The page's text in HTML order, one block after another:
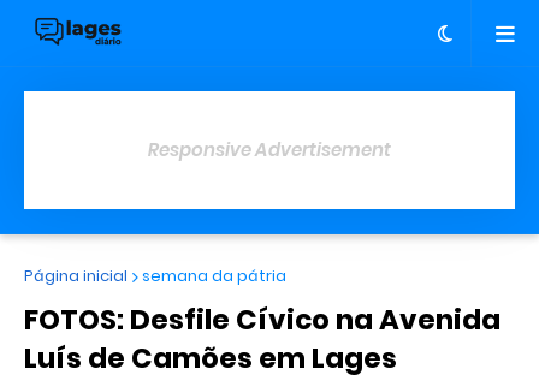
Responsive Advertisement
Página inicial semana da pátria
FOTOS: Desfile Cívico na Avenida
Luís de Camões em Lages